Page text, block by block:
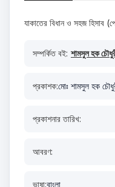
যাকাতের বিধান ও সহজ হিসাব
সম্পর্কিত বই: শামসুল হক
প্রকাশক:মোঃ শামসুল হক
প্রকাশনার তারিখ:
আবরণ:
ভাষা:বাংলা